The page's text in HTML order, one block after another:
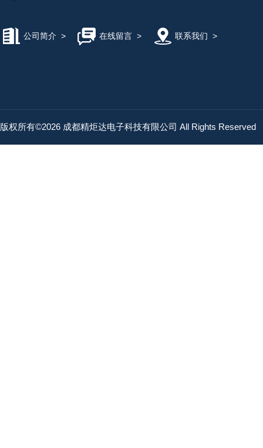
公司简介 > 在线留言> 联系我们 >
版权所有©2026 成都精炬达电子科技有限公司 All Rights Reserved